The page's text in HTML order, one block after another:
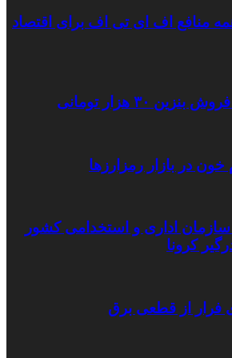
منافع اف ای تی اف برای اقتصاد
۳۰ هزار تومانی
در بازار رمزارزها
سازمان اداری و استخدامی کشور
کرونا
فرار از قطعی برق